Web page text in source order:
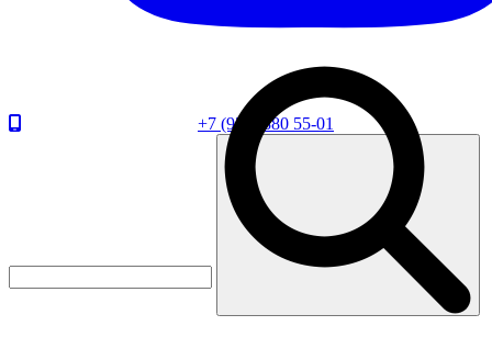
+7 (920) 880 55-01